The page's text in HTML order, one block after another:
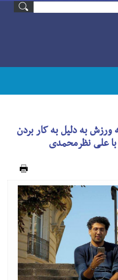
به دلیل به کار بردن
علی نظرمحمدی